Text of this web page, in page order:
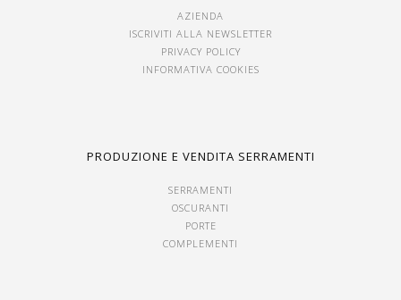
AZIENDA
ISCRIVITI ALLA NEWSLETTER
PRIVACY POLICY
INFORMATIVA COOKIES
PRODUZIONE E VENDITA SERRAMENTI
SERRAMENTI
OSCURANTI
PORTE
COMPLEMENTI